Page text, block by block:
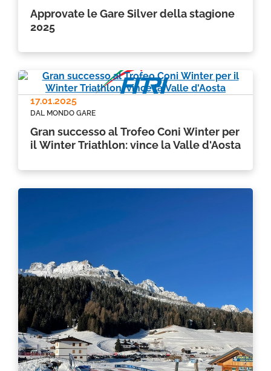
Approvate le Gare Silver della stagione
2025
17.01.2025
DAL MONDO GARE
Gran successo al Trofeo Coni Winter per
il Winter Triathlon: vince la Valle d'Aosta